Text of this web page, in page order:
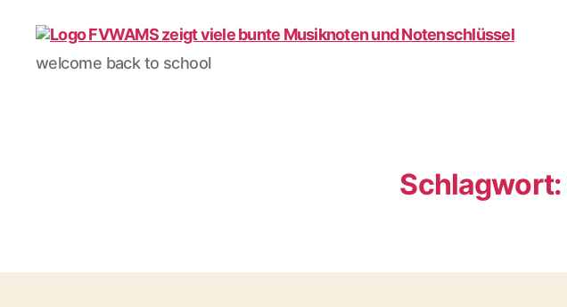
Förderverein
WAMS
welcome back to school
Schlagwort: